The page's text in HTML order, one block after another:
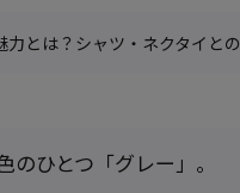
力とは？シャツ・ネクタイと
ひとつ「グレー」。